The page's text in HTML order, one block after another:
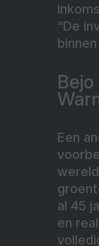
“De
Een
al 45
en